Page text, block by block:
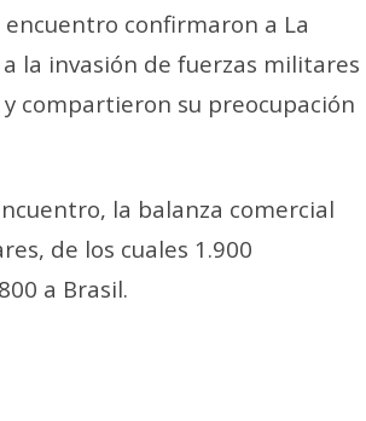
confirmaron a La
la invasión de fuerzas militares
compartieron su preocupación
la balanza comercial
de los cuales 1.900
a Brasil.